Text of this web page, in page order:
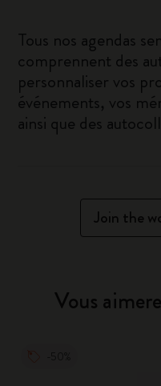
Tous nos agendas
comprennent des
personnaliser vos
événements, vos
ainsi que des
Join the
Vous